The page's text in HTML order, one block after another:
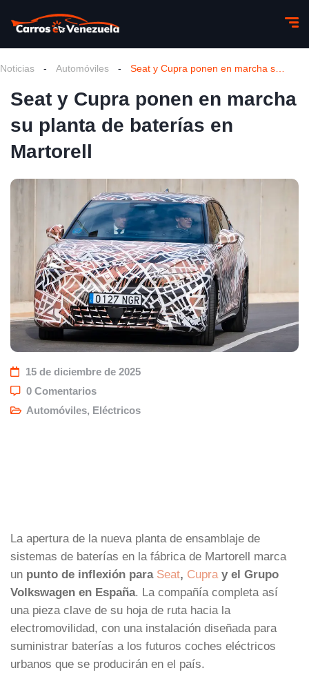
Noticias - Automóviles -
Seat y Cupra ponen en marcha
su planta de baterías en
Martorell
15 de diciembre de 2025
0 Comentarios
Automóviles, Eléctricos
La apertura de la nueva planta de ensamblaje de
sistemas de baterías en la fábrica de Martorell marca
un punto de inflexión para Seat, Cupra y el Grupo
Volkswagen en España. La compañía completa así
una pieza clave de su hoja de ruta hacia la
electromovilidad, con una instalación diseñada para
suministrar baterías a los futuros coches eléctricos
urbanos que se producirán en el país.